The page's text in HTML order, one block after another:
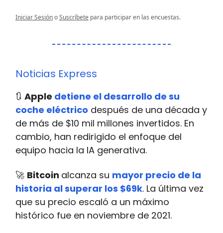
Iniciar SesiónoSuscríbete para participar en las encuestas.
Noticias Express
🔃 Apple detiene el desarrollo de su
coche eléctrico después de una década y
de más de $10 mil millones invertidos. En
cambio, han redirigido el enfoque del
equipo hacia la IA generativa.
🚀 Bitcoin alcanza su mayor precio de la
historia al superar los $69k. La última vez
que su precio escaló a un máximo
histórico fue en noviembre de 2021.